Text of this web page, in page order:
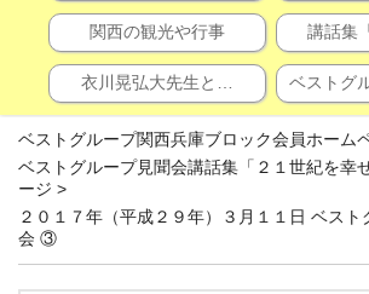
関西の観光や行事 講話集
衣川晃弘大先生と… ベストグ
ベストグループ関西兵庫ブロック会員ホーム
ベストグループ見聞会講話集「２１世紀を幸
ージ >
２０１７年（平成２９年）３月１１日 ベスト
会 ③